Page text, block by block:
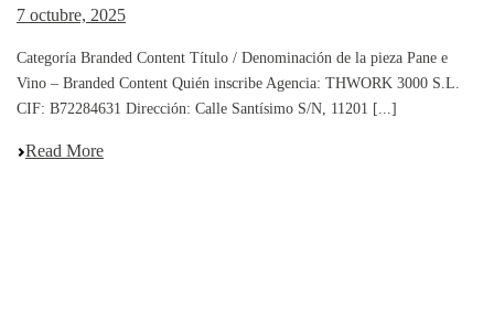
7 octubre, 2025
Categoría Branded Content Título / Denominación de la pieza Pane e
Vino – Branded Content Quién inscribe Agencia: THWORK 3000 S.L.
CIF: B72284631 Dirección: Calle Santísimo S/N, 11201 [...]
Read More